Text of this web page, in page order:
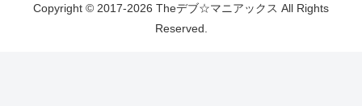
Copyright © 2017-2026 Theデブ☆マニアックス All Rights
Reserved.